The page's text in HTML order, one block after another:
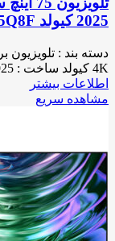
2025 کیولد 75Q8F
4K کیولد ساخت : 2025 قطعات : کره
اطلاعات بیشتر
مشاهده سریع